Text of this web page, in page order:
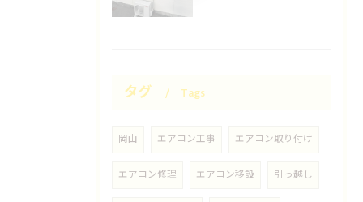
タグ Tags
岡山 エアコン工事 エアコン取り付け
エアコン修理 エアコン移設 引っ越し